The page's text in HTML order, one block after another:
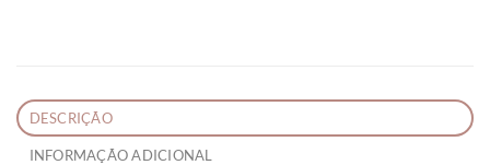
DESCRIÇÃO
INFORMAÇÃO ADICIONAL